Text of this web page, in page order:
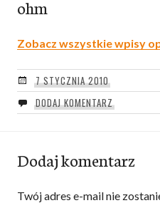
ohm
Zobacz wszystkie wpisy
7 STYCZNIA 2010
DODAJ KOMENTARZ
Dodaj komentarz
Twój adres e-mail nie